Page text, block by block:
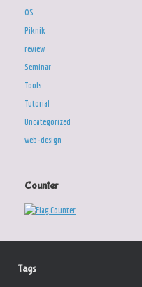
OS
Piknik
review
Seminar
Tools
Tutorial
Uncategorized
web-design
Counter
Tags